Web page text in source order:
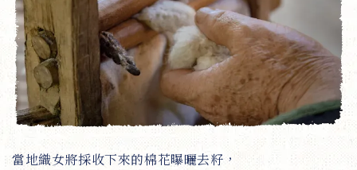
當地織女將採收下來的棉花曝曬去籽，